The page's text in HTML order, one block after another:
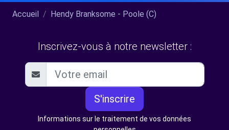
Accueil Hendy Branksome - Poole (C)
Inscrivez-vous à notre newsletter :
S'inscrire
Informations sur le traitement de vos données